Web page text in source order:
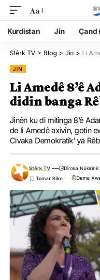
Aa
Kurdistan Jin Çand
Stêrk TV > Blog > Jin > Li
JIN
Li Amedê 8’ê
didin banga
Jinên ku di mitînga 8’ê
de li Amedê axivîn, gotin
Civaka Demokratîk’ ya
Stêrk TV
Dîroka
Dema